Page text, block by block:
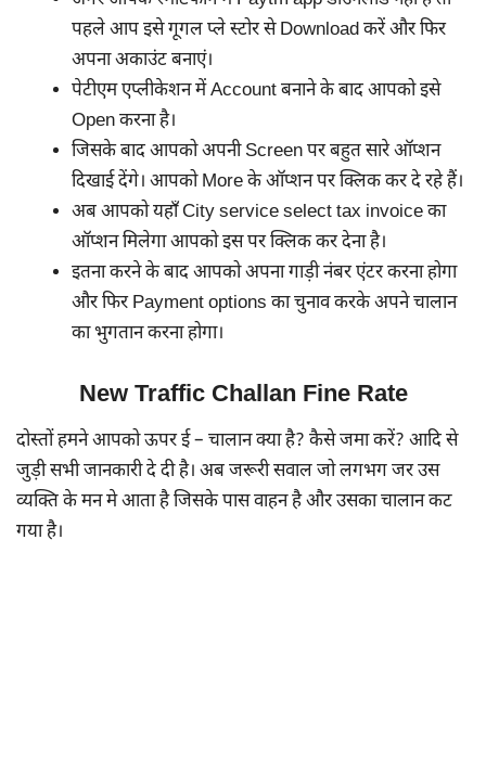
पहले आप इसे गूगल प्ले स्टोर से Download करें और फिर
अपना अकाउंट बनाएं।
पेटीएम एप्लीकेशन में Account बनाने के बाद आपको इसे
Open करना है।
जिसके बाद आपको अपनी Screen पर बहुत सारे ऑप्शन
दिखाई देंगे। आपको More के ऑप्शन पर क्लिक कर दे रहे हैं।
अब आपको यहाँ City service select tax invoice का
ऑप्शन मिलेगा आपको इस पर क्लिक कर देना है।
इतना करने के बाद आपको अपना गाड़ी नंबर एंटर करना होगा
और फिर Payment options का चुनाव करके अपने चालान
का भुगतान करना होगा।
New Traffic Challan Fine Rate
दोस्तों हमने आपको ऊपर ई – चालान क्या है? कैसे जमा करें? आदि से
जुड़ी सभी जानकारी दे दी है। अब जरूरी सवाल जो लगभग जर उस
व्यक्ति के मन मे आता है जिसके पास वाहन है और उसका चालान कट
गया है।